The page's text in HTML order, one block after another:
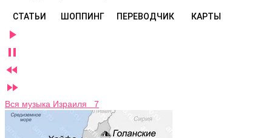
СТАТЬИ ШОППИНГ ПЕРЕВОДЧИК КАРТЫ




Вся музыка Израиля 7